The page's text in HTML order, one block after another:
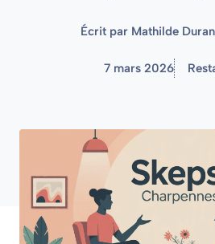
Écrit par Mathilde
7 mars 2026